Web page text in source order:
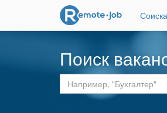
Поиск